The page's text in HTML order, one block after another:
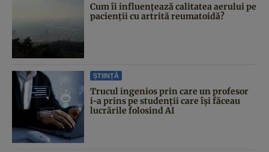
Cum îi influențează calitatea aerului pe
pacienții cu artrită reumatoidă?
ȘTIINȚĂ
Trucul ingenios prin care un profesor
i-a prins pe studenții care își făceau
lucrările folosind AI